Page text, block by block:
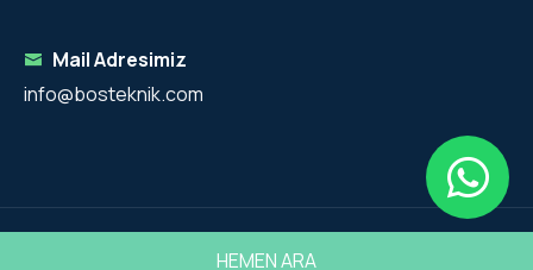
Mail Adresimiz
info@bosteknik.com
Copyright 2025 - Bos Teknik Tüm Hakları Saklıdır.
HEMEN ARA